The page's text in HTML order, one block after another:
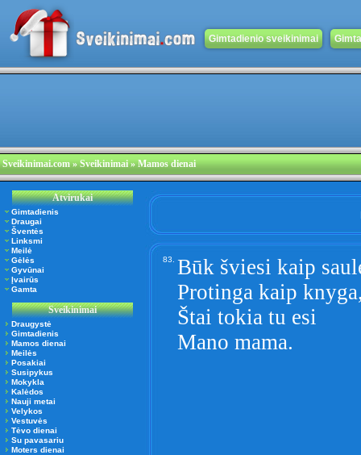
Gimtadienio sveikinimai
Sveikinimai.com» Sveikinimai » Mamos dienai
Atvirukai
Gimtadienis
Draugai
Šventės
Linksmi
Meilė
Gėlės
Gyvūnai
Įvairūs
Gamta
Sveikinimai
Draugystė
Gimtadienis
Mamos dienai
Meilės
Posakiai
Susipykus
Mokykla
Kalėdos
Nauji metai
Velykos
Vestuvės
Tėvo dienai
Su pavasariu
Moters dienai
83. Būk šviesi kaip
Protinga kaip
Štai tokia tu esi
Mano mama.